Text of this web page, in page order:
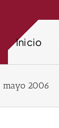
Inicio
mayo 2006